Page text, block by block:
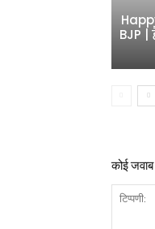
BJP |
कोई